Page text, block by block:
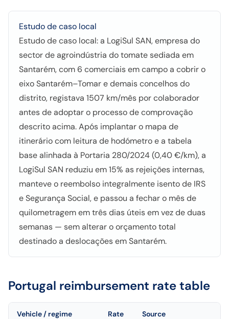
Estudo de caso local
Estudo de caso local: a LogiSul SAN, empresa do
sector de agroindústria do tomate sediada em
Santarém, com 6 comerciais em campo a cobrir o
eixo Santarém–Tomar e demais concelhos do
distrito, registava 1507 km/mês por colaborador
antes de adoptar o processo de comprovação
descrito acima. Após implantar o mapa de
itinerário com leitura de hodómetro e a tabela
base alinhada à Portaria 280/2024 (0,40 €/km), a
LogiSul SAN reduziu em 15% as rejeições internas,
manteve o reembolso integralmente isento de IRS
e Segurança Social, e passou a fechar o mês de
quilometragem em três dias úteis em vez de duas
semanas — sem alterar o orçamento total
destinado a deslocações em Santarém.
Portugal reimbursement rate table
Vehicle / regime Rate Source